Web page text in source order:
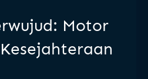
Motor